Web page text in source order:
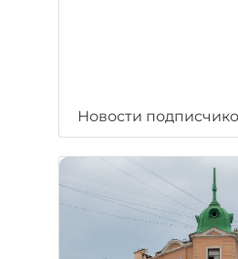
Новости